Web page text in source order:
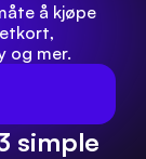
å kjøpe
og mer.
simple